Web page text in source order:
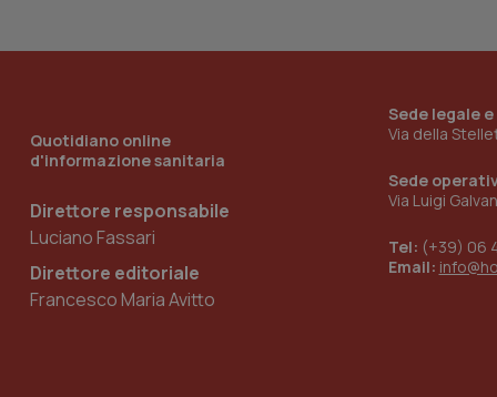
Quotidiano online
d'informazione sanitaria
Direttore responsabile
Luciano Fassari
Direttore editoriale
Francesco Maria Avitto
Sede legale
Via della
Sede
Via Luigi
Tel: (+39) 06
Email:
_ga_0VMQEQKQ1N